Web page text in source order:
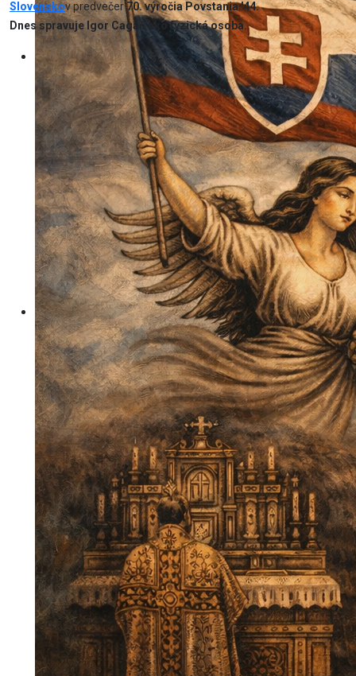
Slovenskov predvečer70. výročia Povstania '44.
Dnes spravuje Igor Cagáň ako fyzická osoba.